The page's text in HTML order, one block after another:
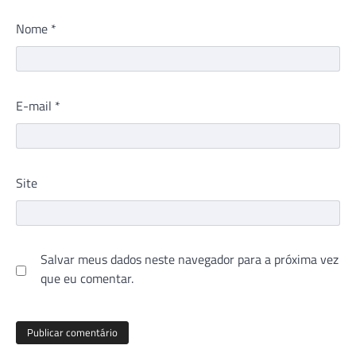
Nome *
E-mail *
Site
Salvar meus dados neste navegador para a próxima vez
que eu comentar.